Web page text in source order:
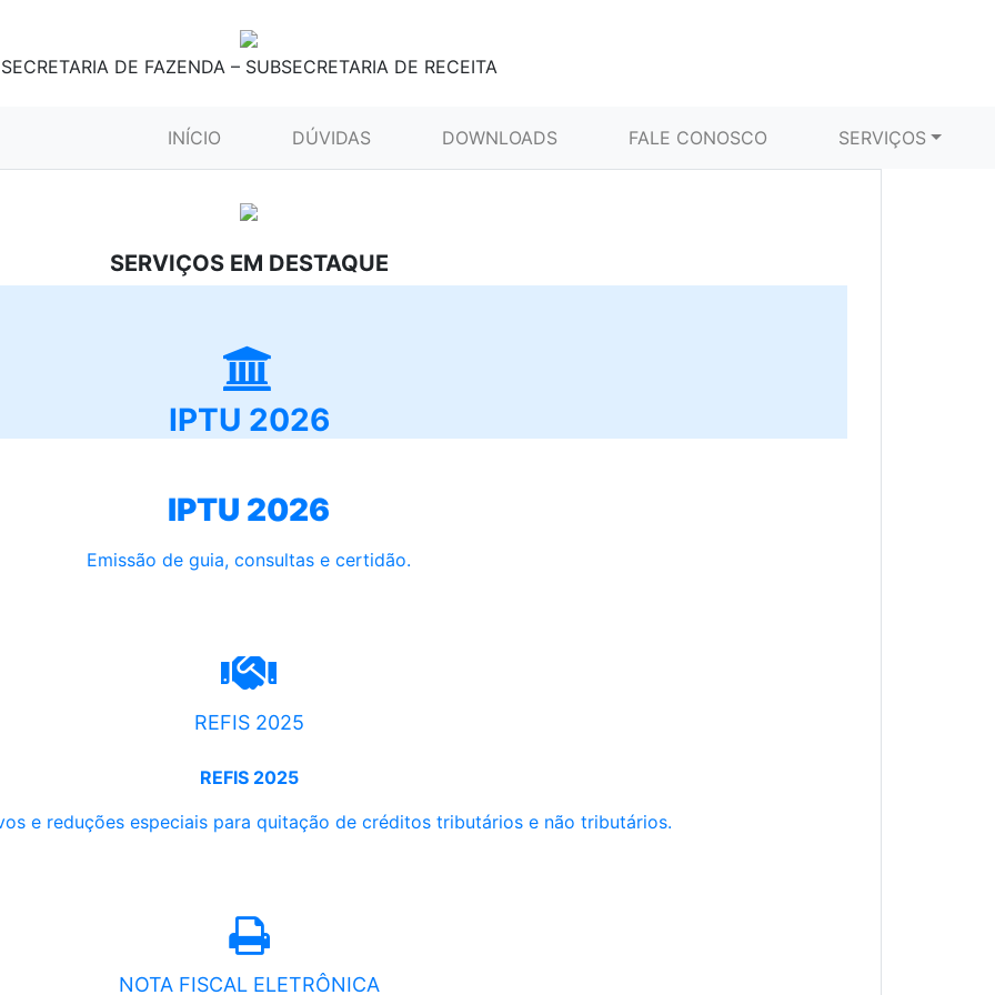
SECRETARIA DE FAZENDA – SUBSECRETARIA DE RECEITA
INÍCIO (CURRENT)DÚVIDAS DOWNLOADS FALE CONOSCO SERVIÇOS
SERVIÇOS EM DESTAQUE
IPTU 2026
IPTU 2026
Emissão de guia, consultas e certidão.
REFIS 2025
REFIS 2025
e reduções especiais para quitação de créditos tributários e não tributários.
NOTA FISCAL ELETRÔNICA